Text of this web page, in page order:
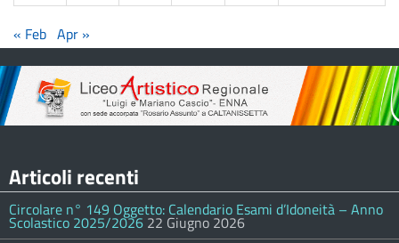
« Feb Apr »
Articoli recenti
Circolare n° 149 Oggetto: Calendario Esami d’Idoneità – Anno
Scolastico 2025/2026 22 Giugno 2026